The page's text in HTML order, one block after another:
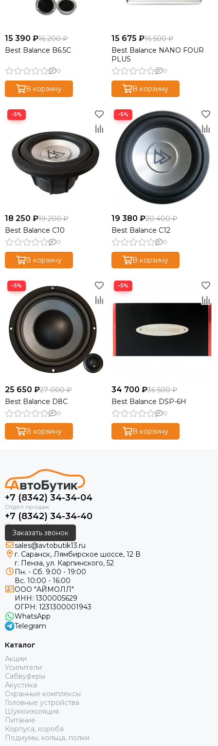
15 390 ₽16 200 ₽
Best Balance B6.5C
0
В корзину
15 675 ₽16 500 ₽
Best Balance NANO FOUR
PLUS
0
В корзину
−5%
18 250 ₽19 200 ₽
Best Balance C10
0
В корзину
−5%
19 380 ₽20 400 ₽
Best Balance C12
0
В корзину
−5%
25 650 ₽27 000 ₽
Best Balance D8C
0
В корзину
−5%
34 700 ₽36 500 ₽
Best Balance DSP-6H
0
В корзину
+7 (8342) 34-34-04
+7 (8342) 34-34-40
Заказать звонок
sales@avtobutik13.ru
г. Саранск, Лямбирское шоссе, 12 В
г. Пенза, ул. Карпинского, 52
Пн. - Сб. 9:00 - 19:00
Вс. 10:00 - 16:00
ООО "АЙМОЛЛ"
ИНН: 1300005629
ОГРН: 1231300001943
WhatsApp
Telegram
Каталог
Акции
Усилители
Сабвуферы
Акустика
Охранные комплексы
Головные устройства
Шумоизоляция
Питание
Корпуса, короба
Подиумы, кольца, полки